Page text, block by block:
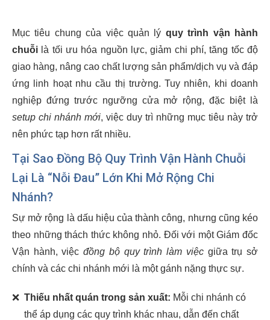
Mục tiêu chung của việc quản lý quy trình vận hành
chuỗi là tối ưu hóa nguồn lực, giảm chi phí, tăng tốc độ
giao hàng, nâng cao chất lượng sản phẩm/dịch vụ và đáp
ứng linh hoạt nhu cầu thị trường. Tuy nhiên, khi doanh
nghiệp đứng trước ngưỡng cửa mở rộng, đặc biệt là
setup chi nhánh mới, việc duy trì những mục tiêu này trở
nên phức tạp hơn rất nhiều.
Tại Sao Đồng Bộ Quy Trình Vận Hành Chuỗi
Lại Là “Nỗi Đau” Lớn Khi Mở Rộng Chi
Nhánh?
Sự mở rộng là dấu hiệu của thành công, nhưng cũng kéo
theo những thách thức không nhỏ. Đối với một Giám đốc
Vận hành, việcđồng bộ quy trình làm việcgiữa trụ sở
chính và các chi nhánh mới là một gánh nặng thực sự.
❌ Thiếu nhất quán trong sản xuất: Mỗi chi nhánh có
thể áp dụng các quy trình khác nhau, dẫn đến chất